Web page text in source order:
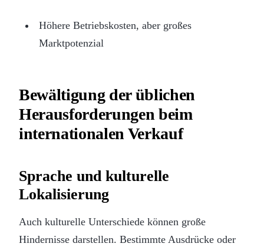
Höhere Betriebskosten, aber großes
Marktpotenzial
Bewältigung der üblichen
Herausforderungen beim
internationalen Verkauf
Sprache und kulturelle
Lokalisierung
Auch kulturelle Unterschiede können große
Hindernisse darstellen. Bestimmte Ausdrücke oder